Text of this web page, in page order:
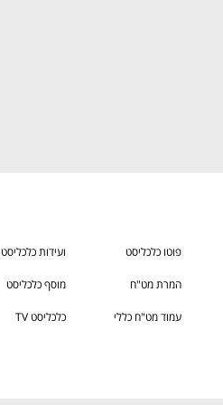
פוטו כלכליסט ועידות כלכליסט
המרת מט"ח מוסף כלכליסט
עמוד מט"ח כללי כלכליסט TV